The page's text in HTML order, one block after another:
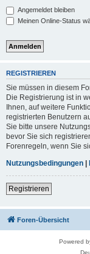
Angemeldet bleiben
Meinen Online-Status
REGISTRIEREN
Sie müssen in diesem
Die Registrierung ist in
Ihnen, auf weitere
registrierten Benutzern
Sie bitte unsere
bevor Sie sich
Forenregeln, wenn Sie
Nutzungsbedingungen |
Registrieren
Foren-Übersicht
Powered